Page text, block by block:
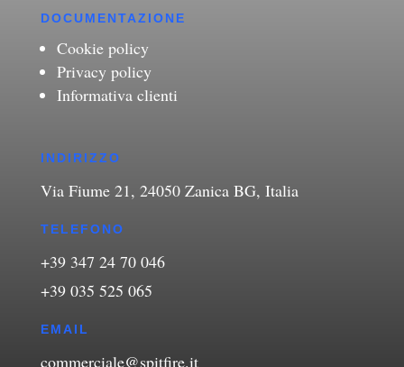
DOCUMENTAZIONE
Cookie policy
Privacy policy
Informativa clienti
INDIRIZZO
Via Fiume 21, 24050 Zanica BG, Italia
TELEFONO
+39 347 24 70 046
+39 035 525 065
EMAIL
commerciale@spitfire.it